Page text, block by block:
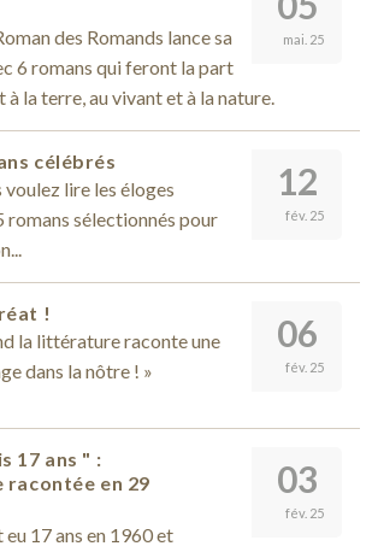
mai. 25
des Romands lance sa
6 romans qui feront la part
la terre, au vivant et à la nature.
12
fév. 25
célébrés
voulez lire les éloges
romans sélectionnés pour
06
fév. 25
!
la littérature raconte une
dans la nôtre ! »
03
fév. 25
17 ans " :
racontée en 29
17 ans en 1960 et